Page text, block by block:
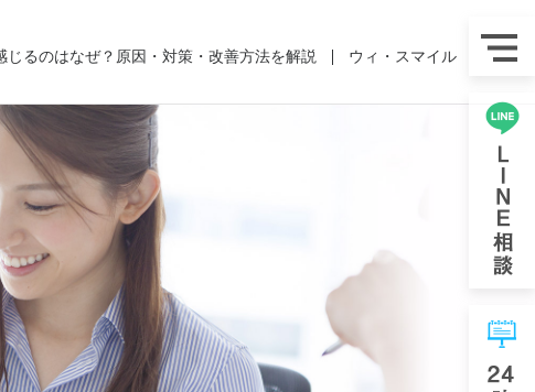
るのはなぜ？原因・対策・改善方法を解説 ウィ・スマイル